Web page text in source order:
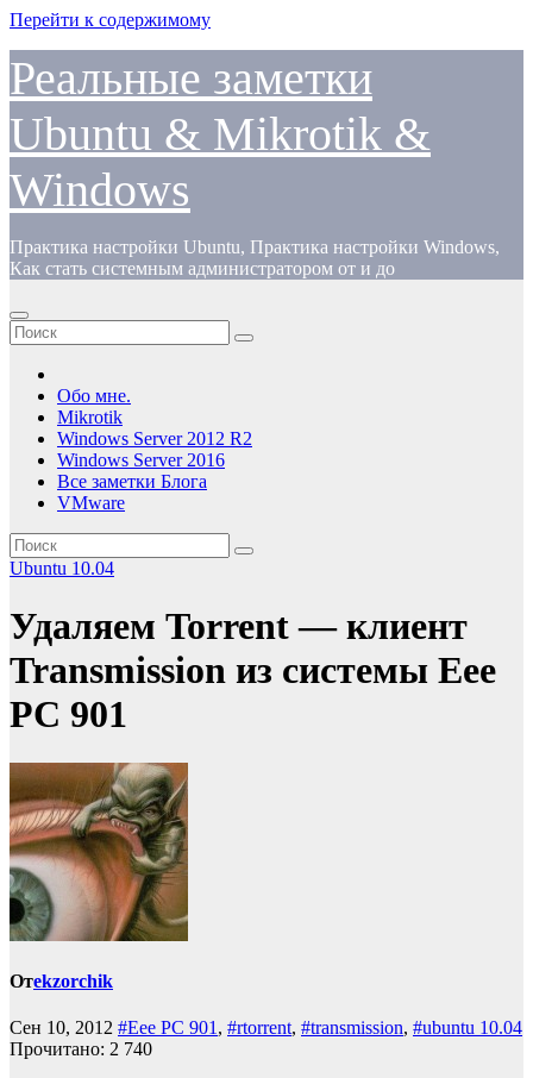
Перейти к содержимому
Реальные заметки
Ubuntu & Mikrotik &
Windows
Практика настройки Ubuntu, Практика настройки Windows,
Как стать системным администратором от и до
Обо мне.
Mikrotik
Windows Server 2012 R2
Windows Server 2016
Все заметки Блога
VMware
Ubuntu 10.04
Удаляем Torrent — клиент
Transmission из системы Eee
PC 901
Отekzorchik
Сен 10, 2012 #Eee PC 901, #rtorrent, #transmission, #ubuntu 10.04
Прочитано: 2 740